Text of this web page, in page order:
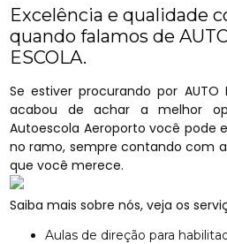
Excelência e qualidade
quando falamos de
ESCOLA.
Se estiver procurando por AUTO
acabou de achar a melhor
Autoescola Aeroporto você pode
no ramo, sempre contando com
que você merece.
Saiba mais sobre nós, veja os
Aulas de direção para